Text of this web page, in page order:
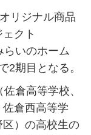
リジナル商品
クト
らいのホーム
2期目となる。
倉高等学校、
倉西高等学
）の高校生の